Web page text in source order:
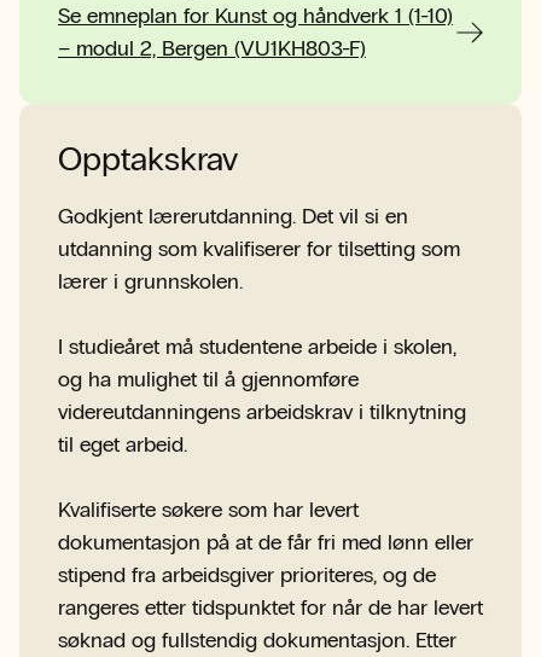
Se emneplan for Kunst og håndverk 1 (1-10)
– modul 2, Bergen (VU1KH803-F)
Opptakskrav
Godkjent lærerutdanning. Det vil si en
utdanning som kvalifiserer for tilsetting som
lærer i grunnskolen.
I studieåret må studentene arbeide i skolen,
og ha mulighet til å gjennomføre
videreutdanningens arbeidskrav i tilknytning
til eget arbeid.
Kvalifiserte søkere som har levert
dokumentasjon på at de får fri med lønn eller
stipend fra arbeidsgiver prioriteres, og de
rangeres etter tidspunktet for når de har levert
søknad og fullstendig dokumentasjon. Etter